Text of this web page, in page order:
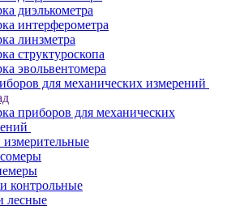
диэлькометра
интерферометра
линзметра
структуроскопа
эвольвентомера
для механических измерений
приборов для механических
измерительные
контрольные
лесные